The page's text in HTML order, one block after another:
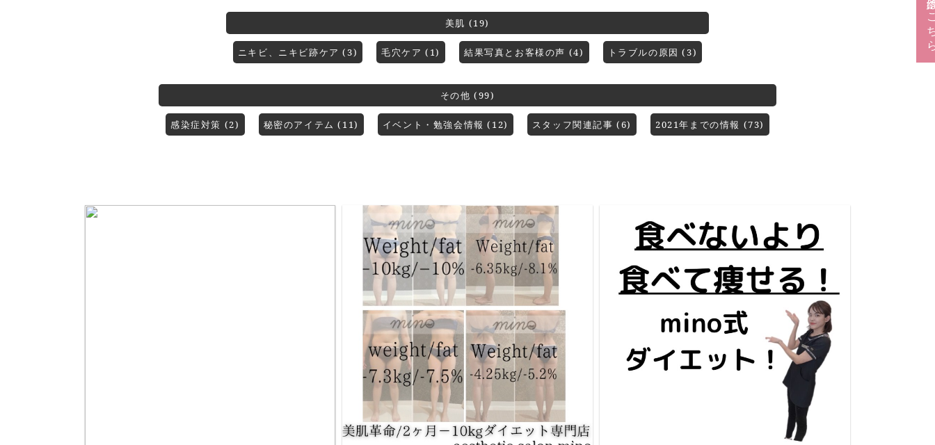
予
美肌 (19)
ニキビ、ニキビ跡ケア (3) 毛穴ケア (1) 結果写真とお客様の声 (4) トラブルの原因 (3)
その他 (99)
感染症対策 (2) 秘密のアイテム (11) イベント・勉強会情報 (12) スタッフ関連記事 (6) 2021年までの情報 (73)